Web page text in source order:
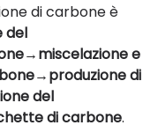
di carbone è
del
e
di
del
di carbone.